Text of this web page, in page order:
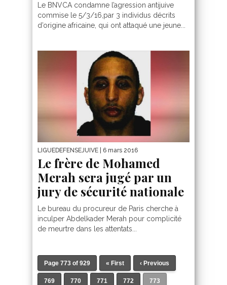
Le BNVCA condamne l’agression antijuive
commise le 5/3/16,par 3 individus décrits
d’origine africaine, qui ont attaqué une jeune...
LIGUEDEFENSEJUIVE | 6 mars 2016
Le frère de Mohamed
Merah sera jugé par un
jury de sécurité nationale
Le bureau du procureur de Paris cherche à
inculper Abdelkader Merah pour complicité
de meurtre dans les attentats...
Page 773 of 929 « First ‹ Previous
769 770 771 772 773